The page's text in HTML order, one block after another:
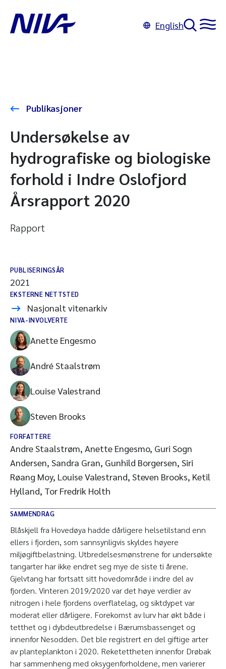
English
Publikasjoner
Undersøkelse av
hydrografiske og biologiske
forhold i Indre Oslofjord
Årsrapport 2020
Rapport
PUBLISERINGSÅR
2021
EKSTERNE NETTSTED
Nasjonalt vitenarkiv
NIVA-INVOLVERTE
Anette Engesmo
André Staalstrøm
Louise Valestrand
Steven Brooks
FORFATTERE
Andre Staalstrøm, Anette Engesmo, Guri Sogn
Andersen, Sandra Gran, Gunhild Borgersen, Siri
Røang Moy, Louise Valestrand, Steven Brooks, Ketil
Hylland, Tor Fredrik Holth
SAMMENDRAG
Blåskjell fra Hovedøya hadde dårligere helsetilstand enn
ellers i fjorden, som sannsynligvis skyldes høyere
miljøgiftbelastning. Utbredelsesmønstrene for undersøkte
tangarter har ikke endret seg mye de siste ti årene.
Gjelvtang har fortsatt sitt hovedområde i indre del av
fjorden. Vinteren 2019/2020 var det høye verdier av
nitrogen i hele fjordens overflatelag, og siktdypet var
moderat eller dårligere. Forekomst av lurv har økt både i
tetthet og i dybdeutbredelse i Bærumsbassenget og
innenfor Nesodden. Det ble registrert en del giftige arter
av planteplankton i 2020. Reketettheten innenfor Drøbak
har sammenheng med oksygenforholdene, men varierer